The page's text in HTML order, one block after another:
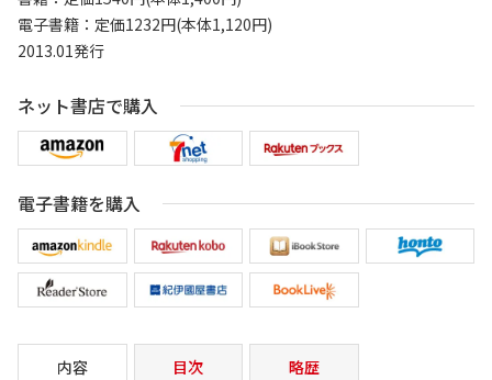
電子書籍：定価1232円(本体1,120円)
2013.01発行
ネット書店で購入
電子書籍を購入
内容 目次 略歴